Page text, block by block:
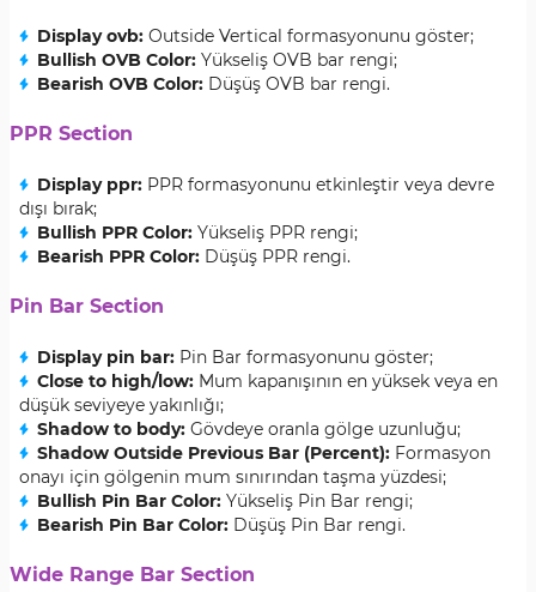
Display ovb: Outside Vertical formasyonunu göster;
Bullish OVB Color: Yükseliş OVB bar rengi;
Bearish OVB Color: Düşüş OVB bar rengi.
PPR Section
Display ppr: PPR formasyonunu etkinleştir veya devre
dışı bırak;
Bullish PPR Color: Yükseliş PPR rengi;
Bearish PPR Color: Düşüş PPR rengi.
Pin Bar Section
Display pin bar: Pin Bar formasyonunu göster;
Close to high/low: Mum kapanışının en yüksek veya en
düşük seviyeye yakınlığı;
Shadow to body: Gövdeye oranla gölge uzunluğu;
Shadow Outside Previous Bar (Percent): Formasyon
onayı için gölgenin mum sınırından taşma yüzdesi;
Bullish Pin Bar Color: Yükseliş Pin Bar rengi;
Bearish Pin Bar Color: Düşüş Pin Bar rengi.
Wide Range Bar Section